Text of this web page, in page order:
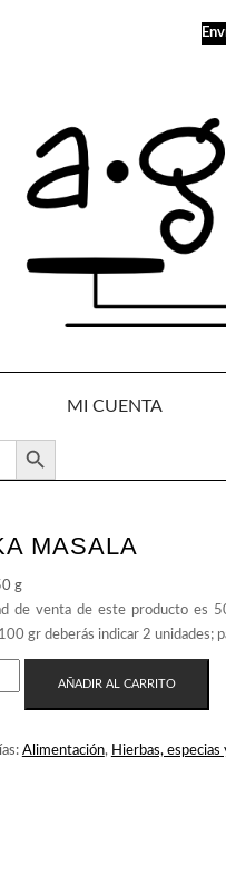
MI CUENTA
BOTÓN DE BÚSQUEDA
MASALA
g
AÑADIR AL CARRITO
Alimentación, Hierbas,